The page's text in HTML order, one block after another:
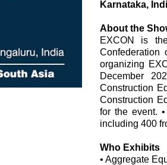
Клапаны гидравлических линий
Электронные компоненты системы
Karnataka,
About the
EXCON is
Confederation
organizing
December
Construction
Construction
for the event.
including 400
Who Exhibits
• Aggregate